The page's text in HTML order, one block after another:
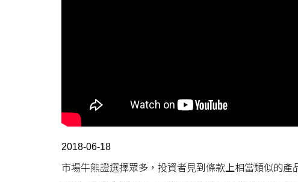
2018-06-18
市場牛熊證選擇眾多，投資者見到條款上相當類似的產